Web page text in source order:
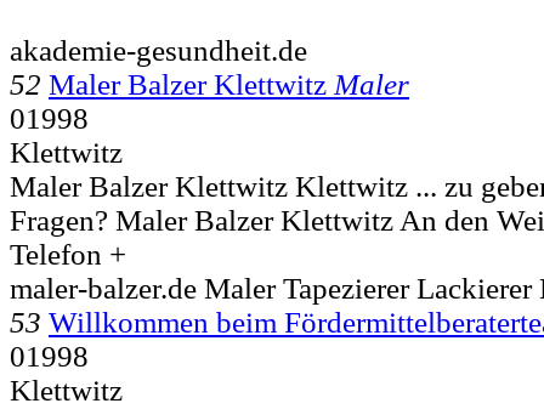
akademie-gesundheit.de
52 Maler Balzer Klettwitz Maler
01998
Klettwitz
Maler Balzer Klettwitz Klettwitz ... zu
Fragen? Maler Balzer Klettwitz An den
Telefon +
maler-balzer.de Maler Tapezierer
53 Willkommen beim
01998
Klettwitz